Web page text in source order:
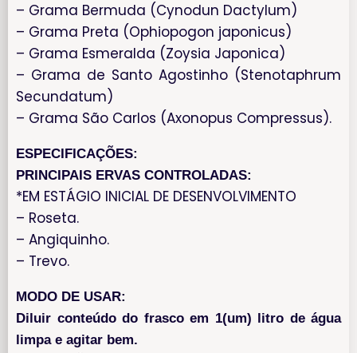
– Grama Bermuda (Cynodun Dactylum)
– Grama Preta (Ophiopogon japonicus)
– Grama Esmeralda (Zoysia Japonica)
– Grama de Santo Agostinho (Stenotaphrum
Secundatum)
– Grama São Carlos (Axonopus Compressus).
ESPECIFICAÇÕES:
PRINCIPAIS ERVAS CONTROLADAS:
*EM ESTÁGIO INICIAL DE DESENVOLVIMENTO
– Roseta.
– Angiquinho.
– Trevo.
MODO DE USAR:
Diluir conteúdo do frasco em 1(um) litro de água
limpa e agitar bem.